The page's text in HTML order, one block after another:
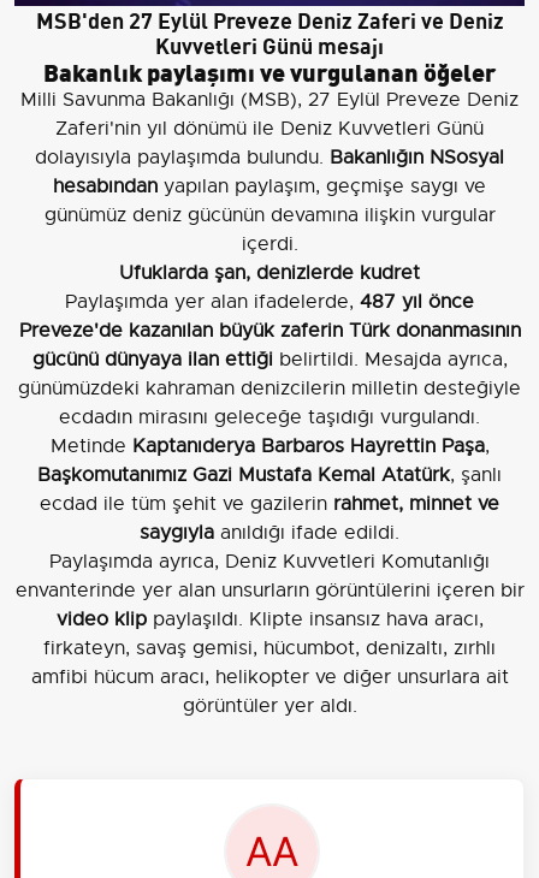
MSB'den 27 Eylül Preveze Deniz Zaferi ve Deniz
Kuvvetleri Günü mesajı
Bakanlık paylaşımı ve vurgulanan öğeler
Milli Savunma Bakanlığı (MSB), 27 Eylül Preveze Deniz
Zaferi'nin yıl dönümü ile Deniz Kuvvetleri Günü
dolayısıyla paylaşımda bulundu. Bakanlığın NSosyal
hesabından yapılan paylaşım, geçmişe saygı ve
günümüz deniz gücünün devamına ilişkin vurgular
içerdi.
Ufuklarda şan, denizlerde kudret
Paylaşımda yer alan ifadelerde, 487 yıl önce
Preveze'de kazanılan büyük zaferin Türk donanmasının
gücünü dünyaya ilan ettiğibelirtildi. Mesajda ayrıca,
günümüzdeki kahraman denizcilerin milletin desteğiyle
ecdadın mirasını geleceğe taşıdığı vurgulandı.
Metinde Kaptanıderya Barbaros Hayrettin Paşa,
Başkomutanımız Gazi Mustafa Kemal Atatürk, şanlı
ecdad ile tüm şehit ve gazilerin rahmet, minnet ve
saygıyla anıldığı ifade edildi.
Paylaşımda ayrıca, Deniz Kuvvetleri Komutanlığı
envanterinde yer alan unsurların görüntülerini içeren bir
video klippaylaşıldı. Klipte insansız hava aracı,
firkateyn, savaş gemisi, hücumbot, denizaltı, zırhlı
amfibi hücum aracı, helikopter ve diğer unsurlara ait
görüntüler yer aldı.